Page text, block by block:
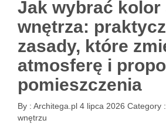
Jak wybrać kolor
wnętrza:
zasady, które
atmosferę i
pomieszczenia
By : Architega.pl 4 lipca 2026 Category :
wnętrzu